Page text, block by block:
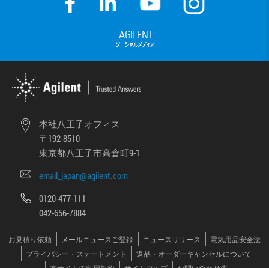
本社八王子オフィス
〒192-8510
東京都八王子市高倉町9-1
email_japan@agilent.com
0120-477-111
042-656-7884
お見積り依頼 メールニュースご登録 ニュースリリース
電気用品安全法
プライバシー・ステートメント
返品・オーダーキャンセルについて